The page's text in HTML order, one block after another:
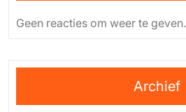
Geen reacties om weer te geven.
Archief